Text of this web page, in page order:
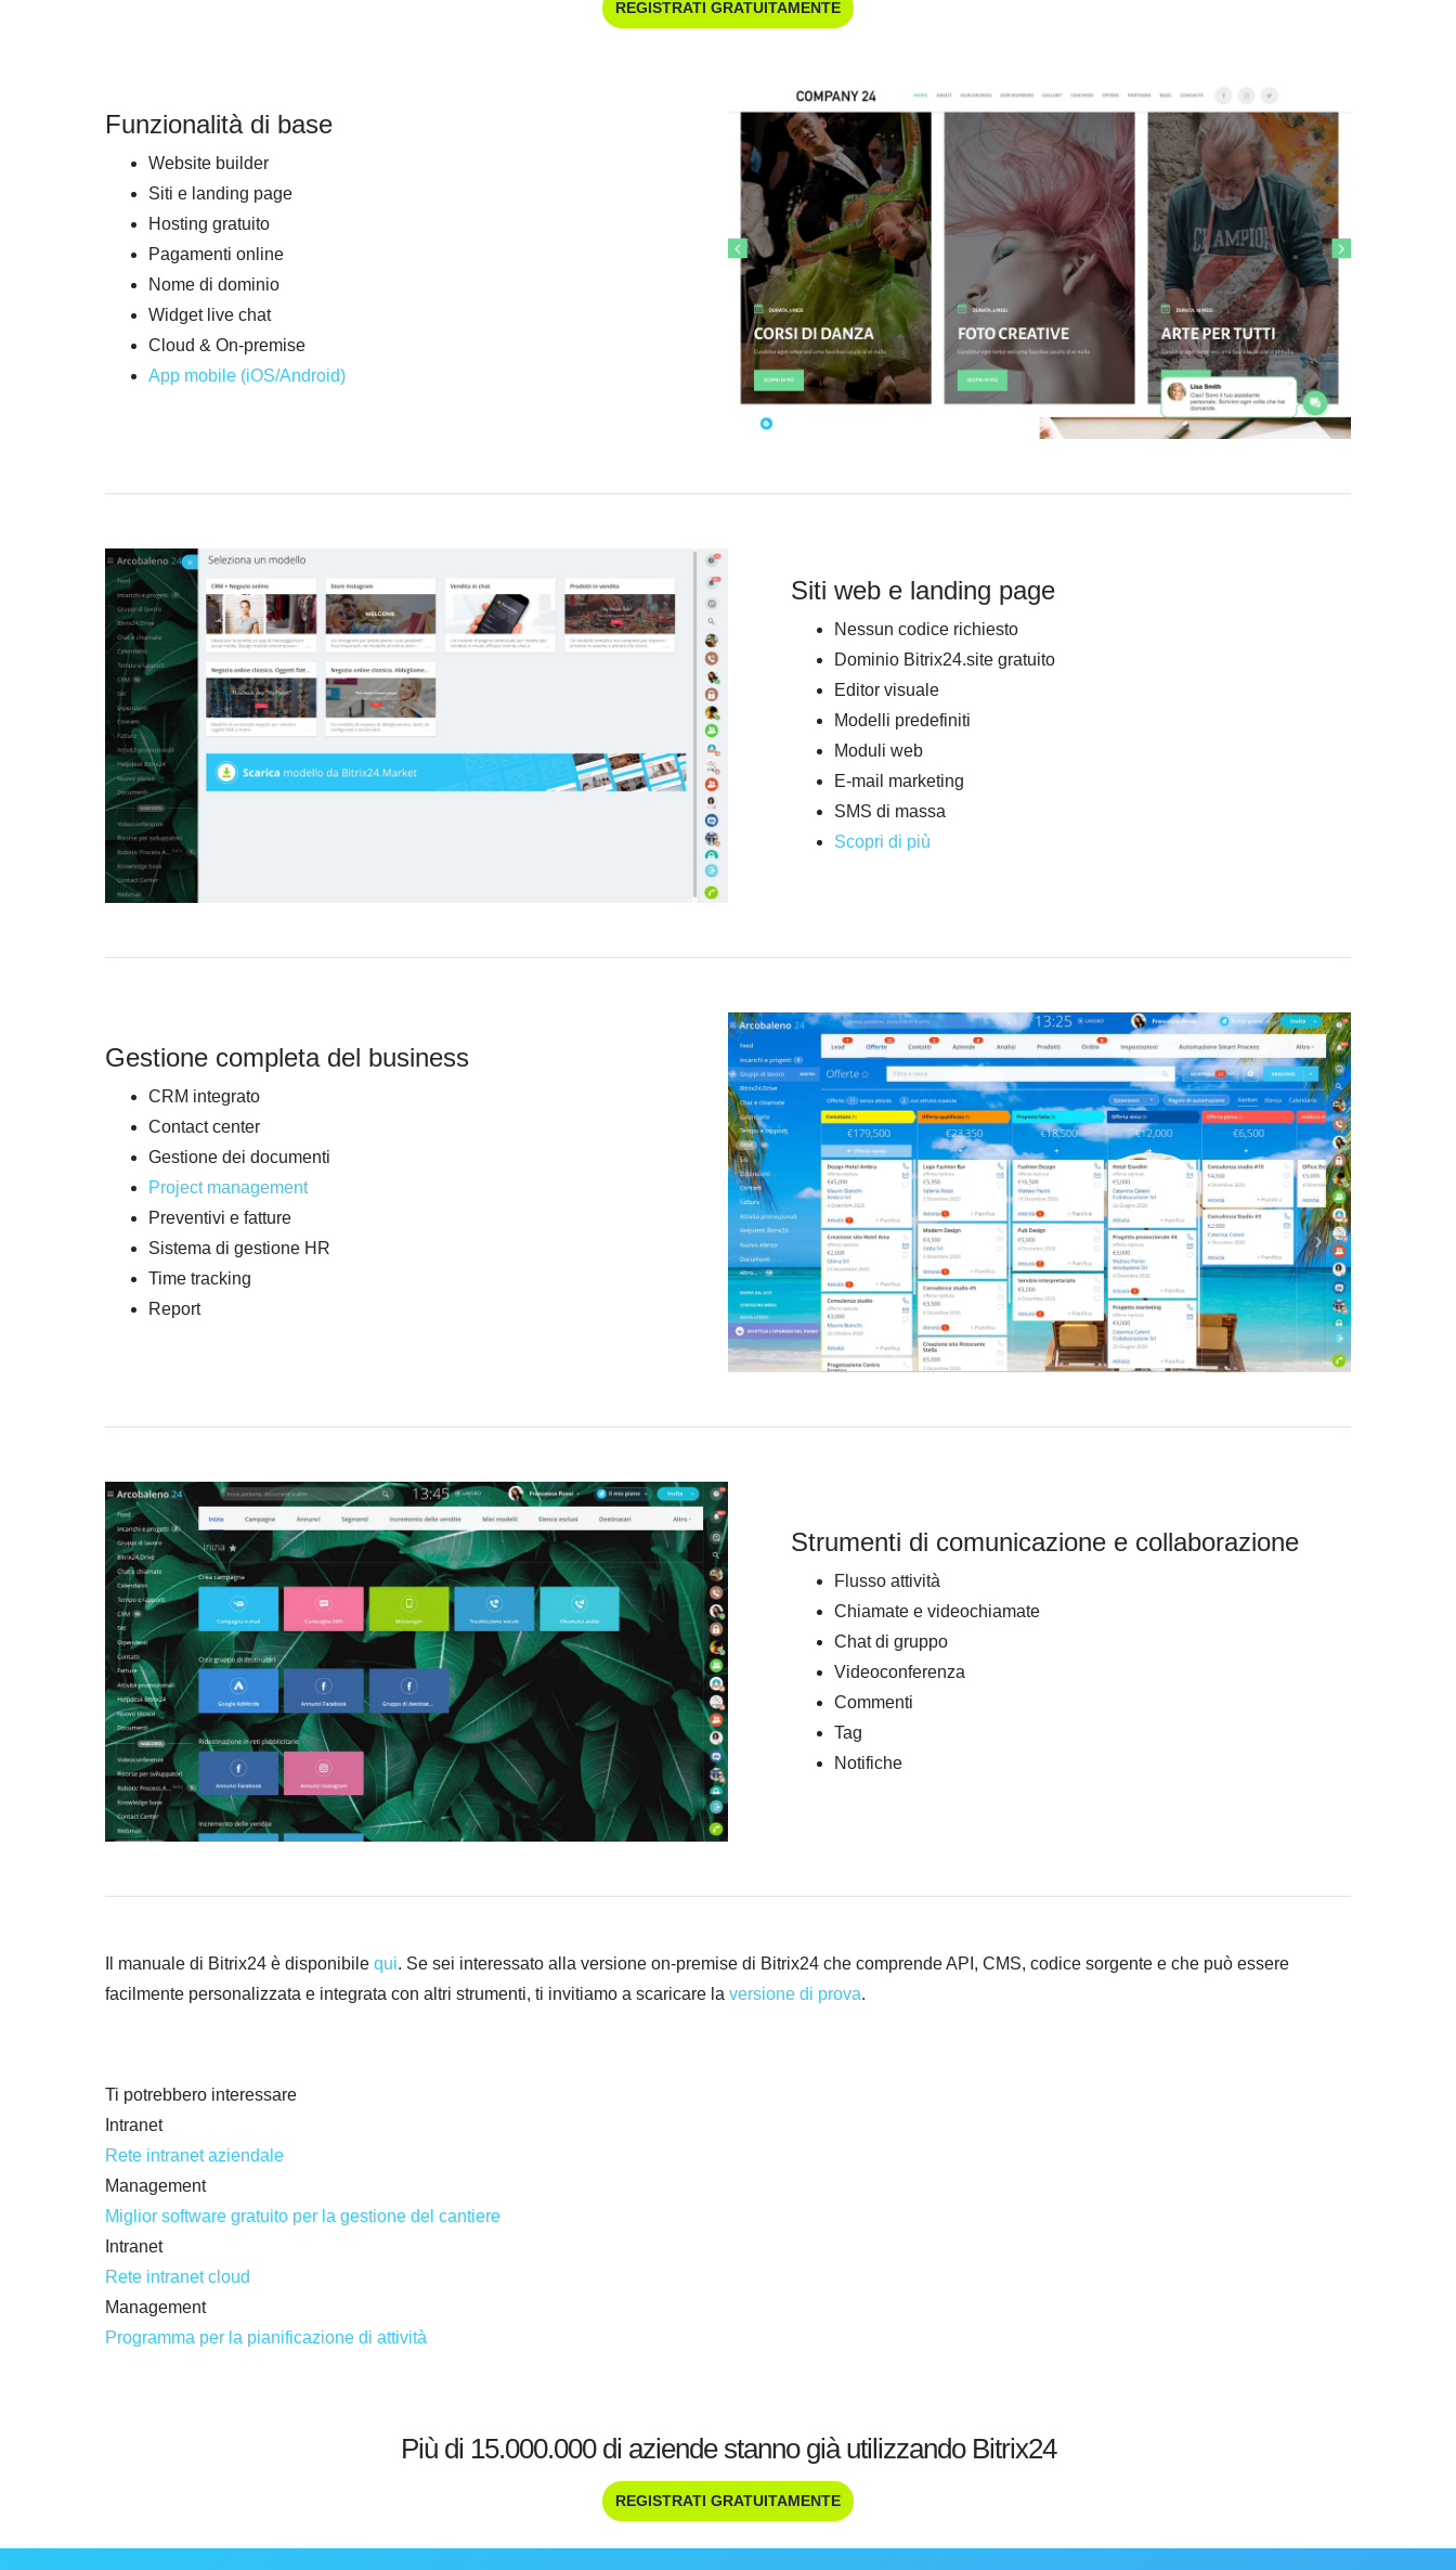
REGISTRATI GRATUITAMENTE
Funzionalità di base
Website builder
Siti e landing page
Hosting gratuito
Pagamenti online
Nome di dominio
Widget live chat
Cloud & On-premise
App mobile (iOS/Android)
Siti web e landing page
Nessun codice richiesto
Dominio Bitrix24.site gratuito
Editor visuale
Modelli predefiniti
Moduli web
E-mail marketing
SMS di massa
Scopri di più
Gestione completa del business
CRM integrato
Contact center
Gestione dei documenti
Project management
Preventivi e fatture
Sistema di gestione HR
Time tracking
Report
Strumenti di comunicazione e collaborazione
Flusso attività
Chiamate e videochiamate
Chat di gruppo
Videoconferenza
Commenti
Tag
Notifiche
Il manuale di Bitrix24 è disponibile qui. Se sei interessato alla versione on-premise di Bitrix24 che comprende API, CMS, codice sorgente e che può essere
facilmente personalizzata e integrata con altri strumenti, ti invitiamo a scaricare la versione di prova.
Ti potrebbero interessare
Intranet
Rete intranet aziendale
Management
Miglior software gratuito per la gestione del cantiere
Intranet
Rete intranet cloud
Management
Programma per la pianificazione di attività
Più di 15.000.000 di aziende stanno già utilizzando Bitrix24
REGISTRATI GRATUITAMENTE